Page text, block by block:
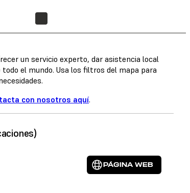
un servicio experto, dar asistencia local
el mundo. Usa los filtros del mapa para
con nosotros aquí.
PÁGINA WEB